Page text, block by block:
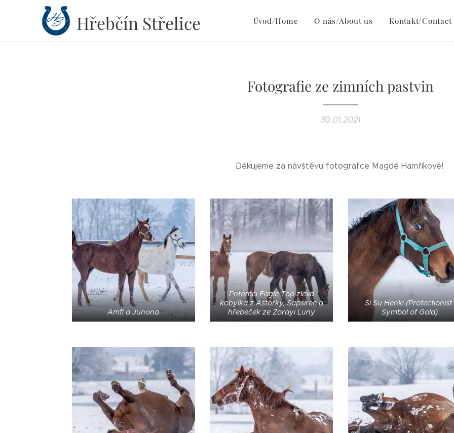
Hřebčín Střelice Úvod/Home O nás/About us Kontakt/Contact
Fotografie ze zimních pastvin
30.01.2021
Děkujeme za návštěvu fotografce Magdě Hamříkové!
Amfi a Junona
Potomci Eagle Top zleva
kobylka z Astorky, Sapsiree a
hřebeček ze Zorayi Luny
Si Su Henki (Protectionist-
Symbol of Gold)